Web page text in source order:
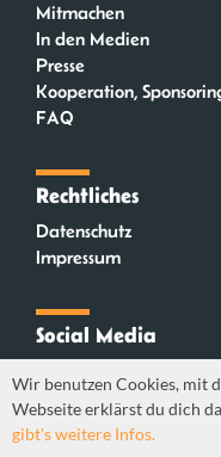
Mitmachen
In den Medien
Presse
Kooperation,
FAQ
Rechtliches
Datenschutz
Impressum
Social Media
Mastodon
Wir benutzen Cookies, mit
Webseite erklärst du dich
gibt's weitere Infos.